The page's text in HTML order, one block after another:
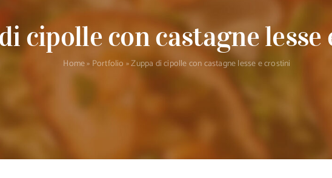
cipolle con castagne
Home» Portfolio »Zuppa di cipolle con castagne lesse e crostini